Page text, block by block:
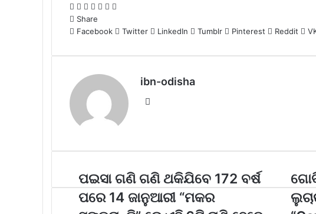
Facebook
Twitter
LinkedIn
Tumblr
Pinterest
Reddit
Share
Facebook
Twitter LinkedIn Tumblr Pinterest Reddit
ibn-odisha
Website
ପଇସା ଗଣି ଗଣି ଥକିଯିବେ 172 ବର୍ଷ
ପରେ 14 ଜାନୁଆରୀ “ମକର